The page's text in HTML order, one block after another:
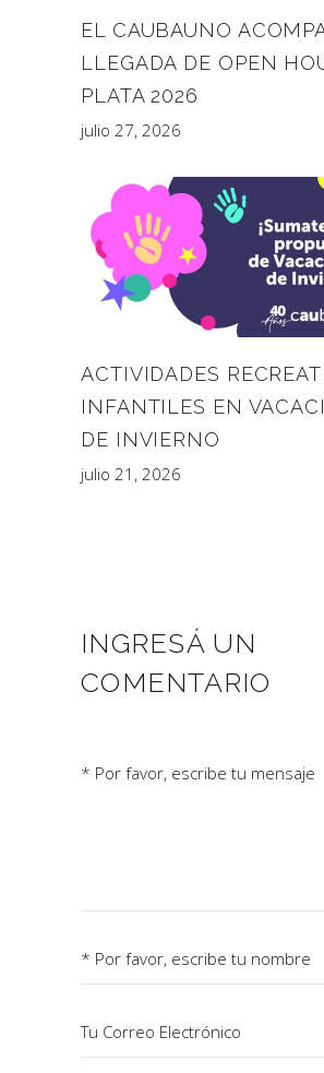
EL CAUBAUNO
LLEGADA DE OPEN
PLATA 2026
julio 27, 2026
ACTIVIDADES
INFANTILES EN
DE INVIERNO
julio 21, 2026
INGRESÁ UN
COMENTARIO